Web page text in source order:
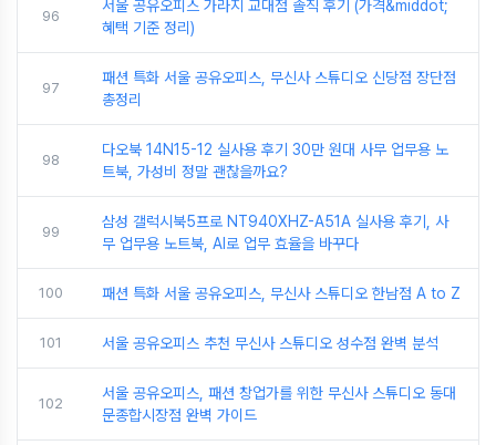
96
서울 공유오피스 가라지 교대점 솔직 후기 (가격&middot;
혜택 기준 정리)
97
패션 특화 서울 공유오피스, 무신사 스튜디오 신당점 장단점
총정리
98
다오북 14N15-12 실사용 후기 30만 원대 사무 업무용 노
트북, 가성비 정말 괜찮을까요?
99
삼성 갤럭시북5프로 NT940XHZ-A51A 실사용 후기, 사
무 업무용 노트북, AI로 업무 효율을 바꾸다
100 패션 특화 서울 공유오피스, 무신사 스튜디오 한남점 A to Z
101 서울 공유오피스 추천 무신사 스튜디오 성수점 완벽 분석
102
서울 공유오피스, 패션 창업가를 위한 무신사 스튜디오 동대
문종합시장점 완벽 가이드